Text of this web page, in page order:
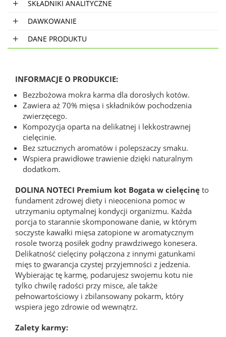
SKŁADNIKI ANALITYCZNE
DAWKOWANIE
DANE PRODUKTU
INFORMACJE O PRODUKCIE:
Bezzbożowa mokra karma dla dorosłych kotów.
Zawiera aż 70% mięsa i składników pochodzenia
zwierzęcego.
Kompozycja oparta na delikatnej i lekkostrawnej
cielęcinie.
Bez sztucznych aromatów i polepszaczy smaku.
Wspiera prawidłowe trawienie dzięki naturalnym
dodatkom.
DOLINA NOTECI Premium kot Bogata w cielęcinę to
fundament zdrowej diety i nieoceniona pomoc w
utrzymaniu optymalnej kondycji organizmu. Każda
porcja to starannie skomponowane danie, w którym
soczyste kawałki mięsa zatopione w aromatycznym
rosole tworzą posiłek godny prawdziwego konesera.
Delikatność cielęciny połączona z innymi gatunkami
mięs to gwarancja czystej przyjemności z jedzenia.
Wybierając tę karmę, podarujesz swojemu kotu nie
tylko chwilę radości przy misce, ale także
pełnowartościowy i zbilansowany pokarm, który
wspiera jego zdrowie od wewnątrz.
Zalety karmy: